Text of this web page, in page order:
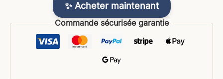
✨ Acheter maintenant
Commande sécurisée garantie